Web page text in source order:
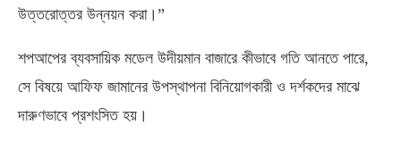
উত্তরোত্তর উন্নয়ন করা।”
শপআপের ব্যবসায়িক মডেল উদীয়মান বাজারে কীভাবে গতি আনতে পারে,
সে বিষয়ে আফিফ জামানের উপস্থাপনা বিনিয়োগকারী ও দর্শকদের মাঝে
দারুণভাবে প্রশংসিত হয়।